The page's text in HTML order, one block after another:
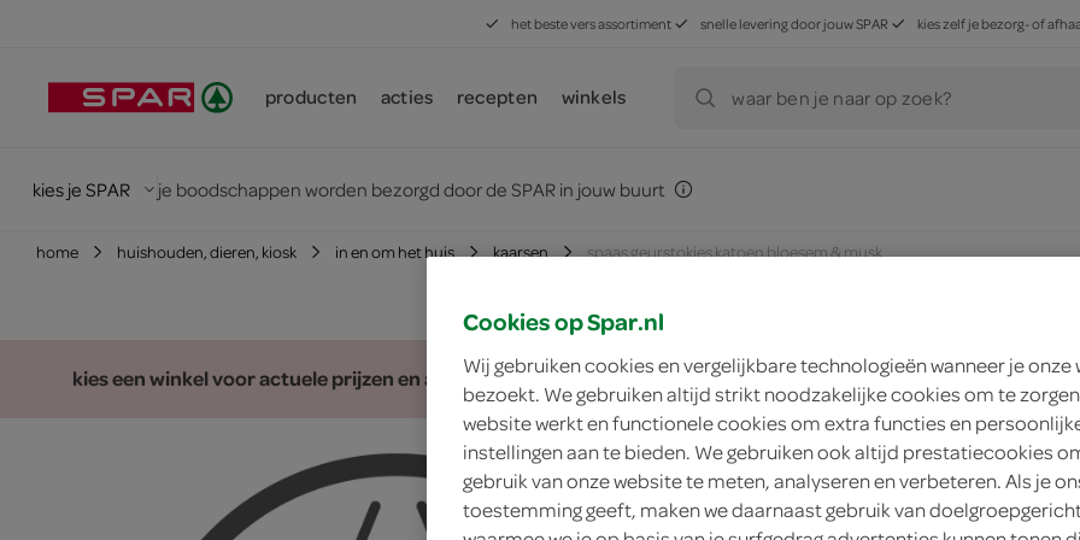
het beste vers assortiment snelle levering door jouw SPAR kies zelf je bezorg- of
producten acties recepten winkels waar ben je naar op zoek?
kies je SPAR je boodschappen worden bezorgd door de SPAR in jouw buurt
home huishouden, dieren, kiosk in en om het huis kaarsen spaas geurstokjes katoen bloesem & musk
kies een winkel voor actuele prijzen en assortiment zoek winkel
Spaas geurstokjes
Cookies op Spar.nl
Wij gebruiken cookies en vergelijkbare technologieën wanneer je onze
bezoekt. We gebruiken altijd strikt noodzakelijke cookies om te
website werkt en functionele cookies om extra functies en
instellingen aan te bieden. We gebruiken ook altijd prestatiecookies
gebruik van onze website te meten, analyseren en verbeteren. Als je
toestemming geeft, maken we daarnaast gebruik van